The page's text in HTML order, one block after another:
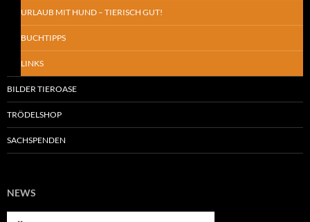
URLAUB MIT HUND – TIERISCH GUT!
BUCHTIPPS
LINKS
BILDER TIEROASE
TRÖDELSHOP
SACHSPENDEN
NEWS